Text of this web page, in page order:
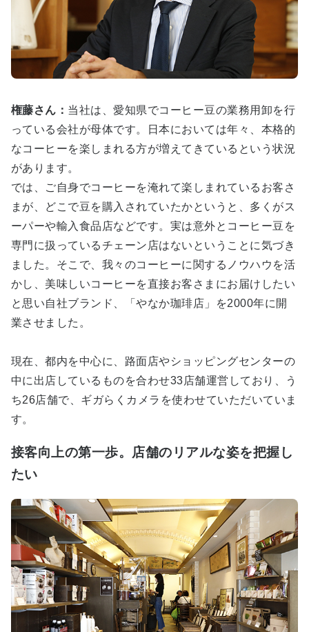
権藤さん： 当社は、愛知県でコーヒー豆の業務用卸を行
っている会社が母体です。日本においては年々、本格的
なコーヒーを楽しまれる方が増えてきているという状況
があります。
では、ご自身でコーヒーを淹れて楽しまれているお客さ
まが、どこで豆を購入されていたかというと、多くがス
ーパーや輸入食品店などです。実は意外とコーヒー豆を
専門に扱っているチェーン店はないということに気づき
ました。そこで、我々のコーヒーに関するノウハウを活
かし、美味しいコーヒーを直接お客さまにお届けしたい
と思い自社ブランド、「やなか珈琲店」を2000年に開
業させました。
現在、都内を中心に、路面店やショッピングセンターの
中に出店しているものを合わせ33店舗運営しており、う
ち26店舗で、ギガらくカメラを使わせていただいていま
す。
接客向上の第一歩。店舗のリアルな姿を把握し
たい